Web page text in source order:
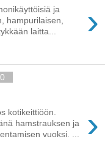
›
ja
hampurilaisen,
laitta...
›
kotikeittiöön.
hamstrauksen ja
vuoksi. ...